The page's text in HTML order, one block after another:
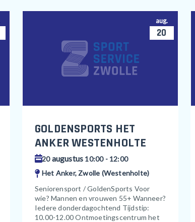
aug.
20
GOLDENSPORTS HET
ANKER WESTENHOLTE
20augustus 10:00 - 12:00
Het Anker, Zwolle (Westenholte)
Seniorensport / GoldenSports Voor
wie? Mannen en vrouwen 55+ Wanneer?
Iedere donderdagochtend Tijdstip:
10.00-12.00 Ontmoetingscentrum het